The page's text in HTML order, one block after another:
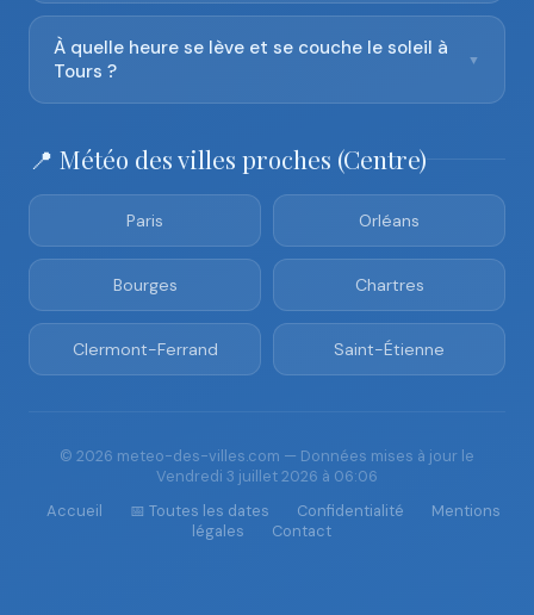
À quelle heure se lève et se couche le soleil à
Tours ?
▼
📍 Météo des villes proches (Centre)
Paris Orléans
Bourges Chartres
Clermont-Ferrand Saint-Étienne
© 2026 meteo-des-villes.com — Données mises à jour le
Vendredi 3 juillet 2026 à 06:06
Accueil
📅 Toutes les dates Confidentialité
Mentions
légales
Contact